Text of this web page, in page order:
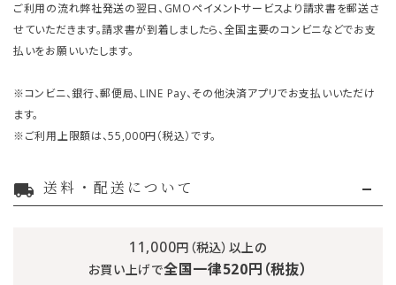
ご利用の流れ弊社発送の翌日、GMOペイメントサービスより請求書を郵送さ
せていただきます。請求書が到着しましたら、全国主要のコンビニなどでお支
払いをお願いいたします。
※コンビニ、銀行、郵便局、LINE Pay、その他決済アプリでお支払いいただけ
ます。
※ご利用上限額は、55,000円（税込）です。
local_shipping 送料・配送について
11,000円（税込）以上の
お買い上げで全国一律520円（税抜）